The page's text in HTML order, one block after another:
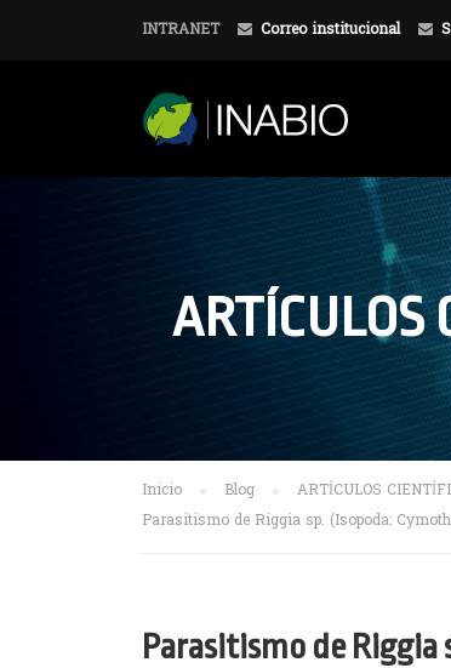
INTRANET Correo institucional
ARTÍCULOS
Inicio Blog
ARTÍCULOS
Parasitismo de Riggia sp. (Isopoda:
Parasitismo de Riggia